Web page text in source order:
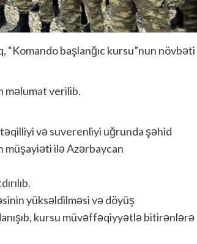
“Komando başlanğıc kursu”nun növbəti
məlumat verilib.
və suverenliyi uğrunda şəhid
müşayiəti ilə Azərbaycan
yüksəldilməsi və döyüş
kursu müvəffəqiyyətlə bitirənlərə